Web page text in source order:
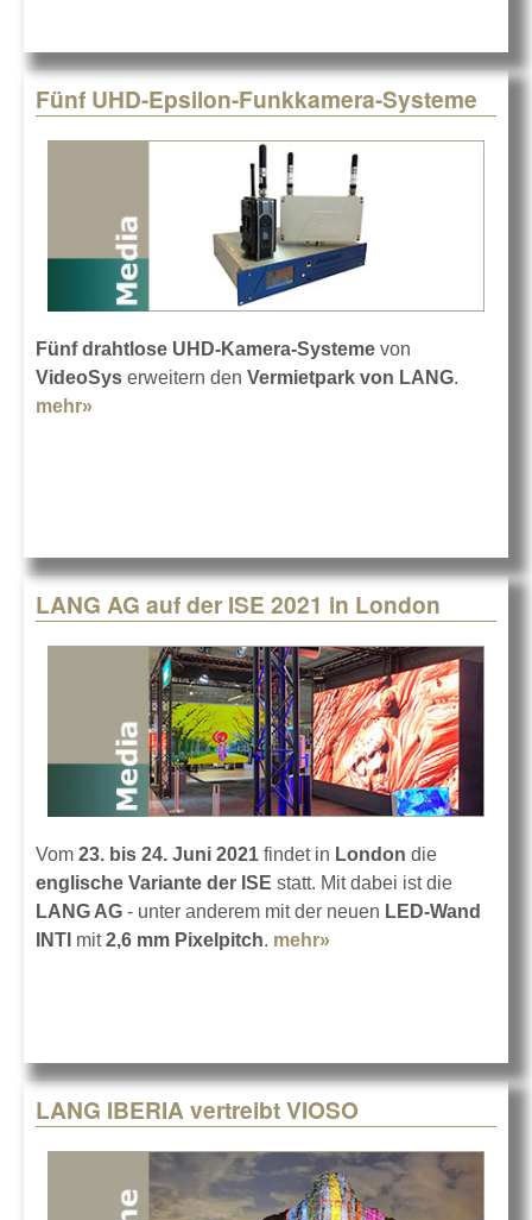
Fünf UHD-Epsilon-Funkkamera-Systeme
Fünf drahtlose UHD-Kamera-Systeme von
VideoSys erweitern den Vermietpark von LANG.
mehr»
LANG AG auf der ISE 2021 in London
Vom 23. bis 24. Juni 2021 findet in London die
englische Variante der ISE statt. Mit dabei ist die
LANG AG - unter anderem mit der neuen LED-Wand
INTI mit2,6 mm Pixelpitch. mehr»
LANG IBERIA vertreibt VIOSO